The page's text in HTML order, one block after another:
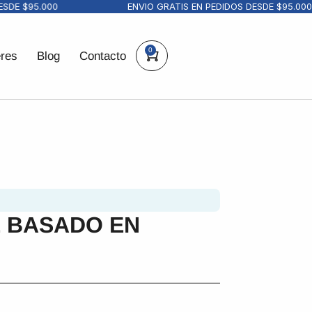
$95.000 ENVIO GRATIS EN PEDIDOS DESDE $95.000
Blog Contacto 0
EN